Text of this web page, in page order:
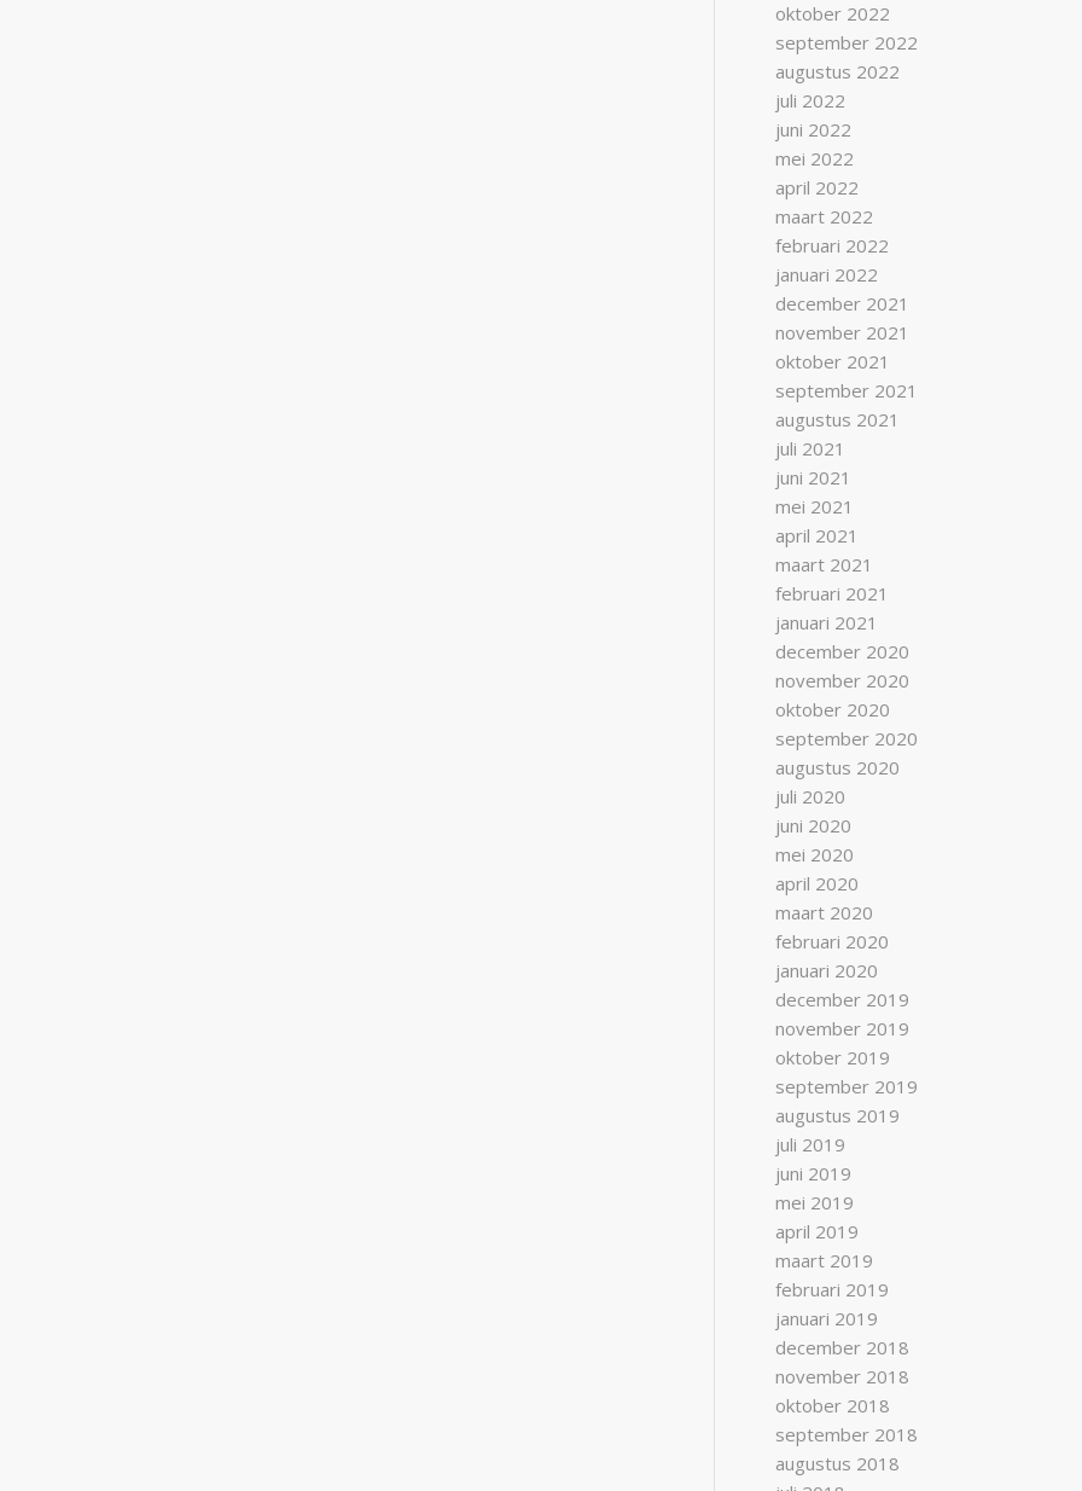
oktober 2022
september 2022
augustus 2022
juli 2022
juni 2022
mei 2022
april 2022
maart 2022
februari 2022
januari 2022
december 2021
november 2021
oktober 2021
september 2021
augustus 2021
juli 2021
juni 2021
mei 2021
april 2021
maart 2021
februari 2021
januari 2021
december 2020
november 2020
oktober 2020
september 2020
augustus 2020
juli 2020
juni 2020
mei 2020
april 2020
maart 2020
februari 2020
januari 2020
december 2019
november 2019
oktober 2019
september 2019
augustus 2019
juli 2019
juni 2019
mei 2019
april 2019
maart 2019
februari 2019
januari 2019
december 2018
november 2018
oktober 2018
september 2018
augustus 2018